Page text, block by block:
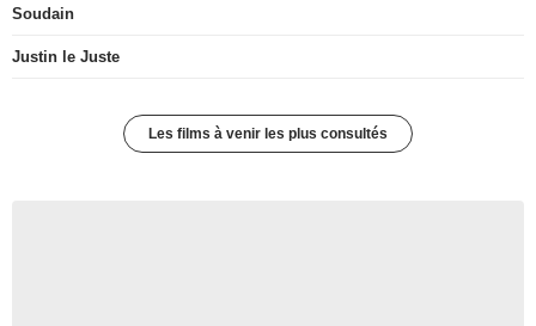
Soudain
Justin le Juste
Les films à venir les plus consultés